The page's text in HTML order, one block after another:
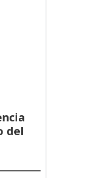
del